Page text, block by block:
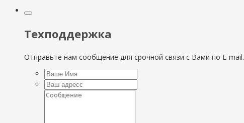
Техподдержка
Отправьте нам сообщение для срочной связи с Вами по E-mail.